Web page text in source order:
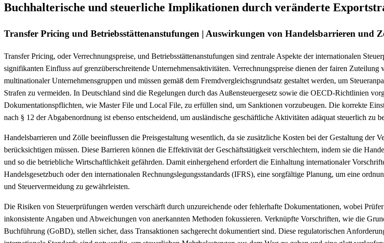
Buchhalterische und steuerliche Implikationen durch veränderte
Transfer Pricing und Betriebsstättenanstufungen | Auswirkungen von Handelsbarrieren und
Transfer Pricing, oder Verrechnungspreise, und Betriebsstättenanstufungen sind zentrale Aspekte der internationalen
signifikanten Einfluss auf grenzüberschreitende Unternehmensaktivitäten. Verrechnungspreise dienen der fairen Zuteilung
multinationaler Unternehmensgruppen und müssen gemäß dem Fremdvergleichsgrundsatz gestaltet werden, um
Strafen zu vermeiden. In Deutschland sind die Regelungen durch das Außensteuergesetz sowie die OECD-Richtlinien
Dokumentationspflichten, wie Master File und Local File, zu erfüllen sind, um Sanktionen vorzubeugen. Die korrekte
nach § 12 der Abgabenordnung ist ebenso entscheidend, um ausländische geschäftliche Aktivitäten adäquat steuerlich zu
Handelsbarrieren und Zölle beeinflussen die Preisgestaltung wesentlich, da sie zusätzliche Kosten bei der Gestaltung der
berücksichtigen müssen. Diese Barrieren können die Effektivität der Geschäftstätigkeit verschlechtern, indem sie die
und so die betriebliche Wirtschaftlichkeit gefährden. Damit einhergehend erfordert die Einhaltung internationaler
Handelsgesetzbuch oder den internationalen Rechnungslegungsstandards (IFRS), eine sorgfältige Planung, um eine
und Steuervermeidung zu gewährleisten.
Die Risiken von Steuerprüfungen werden verschärft durch unzureichende oder fehlerhafte Dokumentationen, wobei
inkonsistente Angaben und Abweichungen von anerkannten Methoden fokussieren. Verknüpfte Vorschriften, wie die
Buchführung (GoBD), stellen sicher, dass Transaktionen sachgerecht dokumentiert sind. Diese regulatorischen